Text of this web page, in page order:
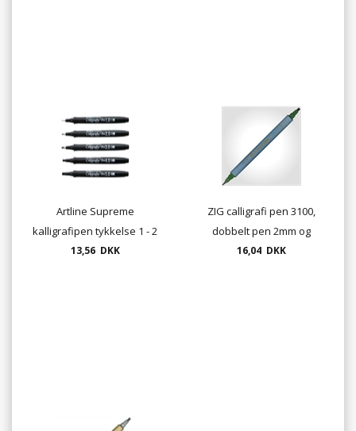
Artline Supreme
kalligrafipen tykkelse 1 - 2
- 3 - 4 eller 5 mm farve sort
13,56 DKK
ZIG calligrafi pen 3100,
dobbelt pen 2mm og
3,5mm
16,04 DKK